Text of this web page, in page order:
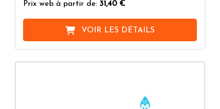
Prix web à partir de: 31,40 €
VOIR LES DÉTAILS